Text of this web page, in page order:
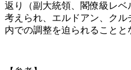
返り（副大統領、閣僚級レ
考えられ、エルドアン、ク
内での調整を迫られることと